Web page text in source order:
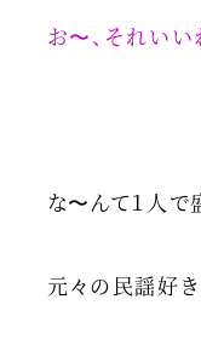
お〜、それいい
な〜んて１人で
元々の民謡好